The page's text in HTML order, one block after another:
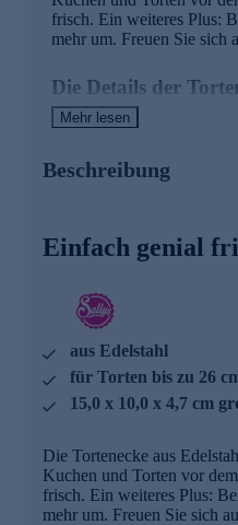
frisch. Ein weiteres Plus:
mehr um. Freuen Sie sich
Die Details der
ideal für den Anschnitt
für Torten bis zu 26
für die Spülmaschine
Mehr lesen
Beschreibung
Einfach genial
aus Edelstahl
für Torten bis zu 26
15,0 x 10,0 x 4,7 cm
Die Tortenecke aus
Kuchen und Torten vor
frisch. Ein weiteres Plus:
mehr um. Freuen Sie sich